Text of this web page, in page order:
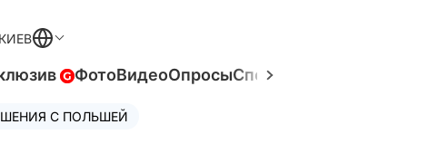
ФотоВидеоОпросыСпецпроекты
С ПОЛЬШЕЙ